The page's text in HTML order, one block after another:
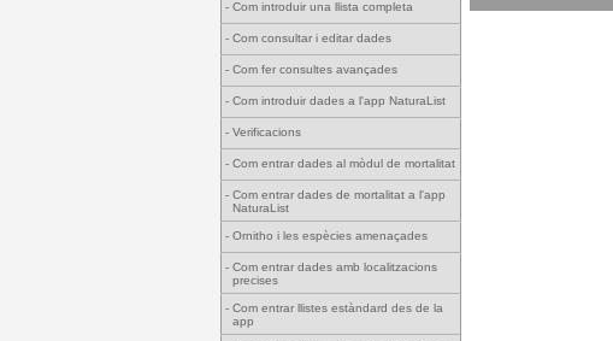
- Com introduir una llista completa
- Com consultar i editar dades
- Com fer consultes avançades
- Com introduir dades a l'app NaturaList
- Verificacions
- Com entrar dades al mòdul de mortalitat
- Com entrar dades de mortalitat a l'app
NaturaList
- Ornitho i les espècies amenaçades
- Com entrar dades amb localitzacions
precises
- Com entrar llistes estàndard des de la
app